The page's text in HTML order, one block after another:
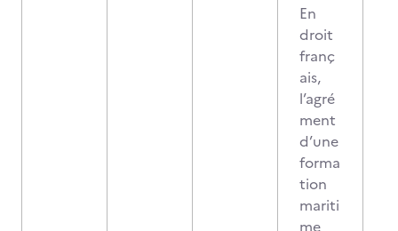
En
droit
franç
ais,
l’agré
ment
d’une
forma
tion
mariti
me